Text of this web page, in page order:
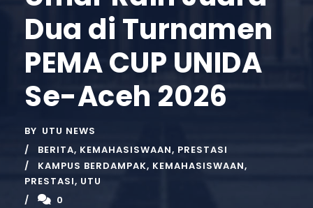
Dua di Turnamen
PEMA CUP UNIDA
Se-Aceh 2026
BY UTU NEWS
BERITA, KEMAHASISWAAN, PRESTASI
KAMPUS BERDAMPAK, KEMAHASISWAAN,
PRESTASI, UTU
0